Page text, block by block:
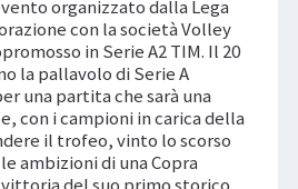
organizzato dalla Lega
con la società Volley
in Serie A2 TIM. Il 20
la pallavolo di Serie A
una partita che sarà una
con i campioni in carica della
il trofeo, vinto lo scorso
ambizioni di una Copra